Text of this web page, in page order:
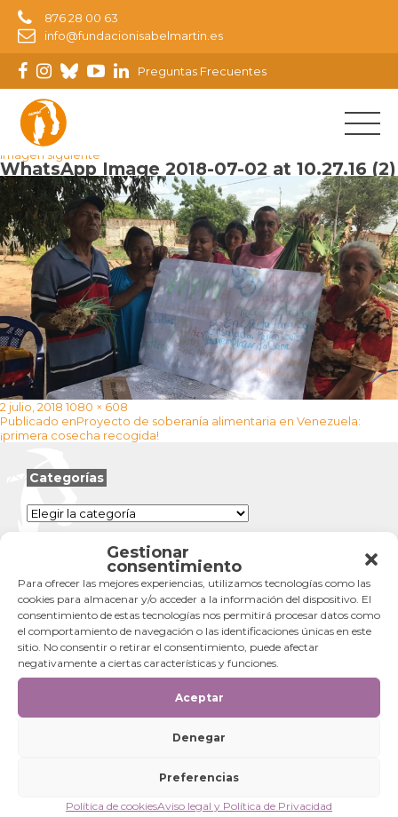
Gestionar
consentimiento
Para ofrecer las mejores experiencias, utilizamos tecnologías como las
cookies para almacenar y/o acceder a la información del dispositivo. El
consentimiento de estas tecnologías nos permitirá procesar datos como
el comportamiento de navegación o las identificaciones únicas en este
sitio. No consentir o retirar el consentimiento, puede afectar
negativamente a ciertas características y funciones.
Aceptar
Denegar
Preferencias
Política de cookiesAviso legal y Política de Privacidad
876 28 00 63
info@fundacionisabelmartin.es
Preguntas Frecuentes
Imagen anterior
Imagen siguiente
WhatsApp Image 2018-07-02 at 10.27.16 (2)
Publicado
el
2 julio, 2018 Tamaño
completo
1080 × 608
Navegación
de
entradas
Publicado enProyecto de soberanía alimentaria en Venezuela:
¡primera cosecha recogida!
Categorías
Categorías